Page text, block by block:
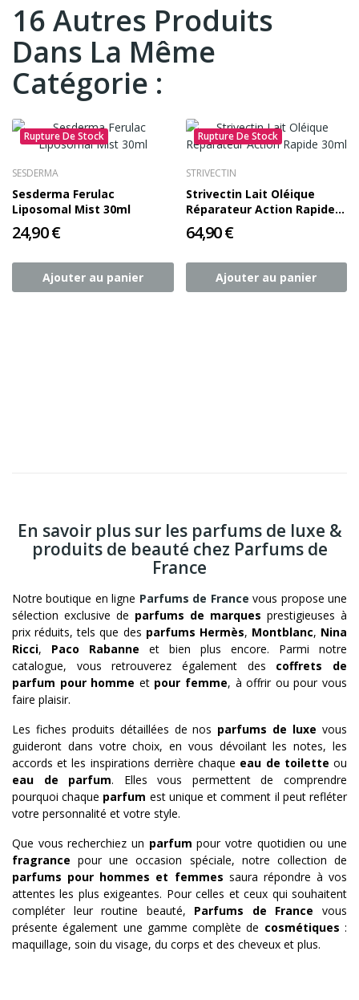
16 Autres Produits
Dans La Même
Catégorie :
Rupture De Stock
SESDERMA
Sesderma Ferulac
Liposomal Mist 30ml
24,90 €
Ajouter au panier
Rupture De Stock
STRIVECTIN
Strivectin Lait Oléique
Réparateur Action Rapide
30ml
64,90 €
Ajouter au panier
En savoir plus sur les parfums de luxe &
produits de beauté chez Parfums de
France
Notre boutique en ligne Parfums de France vous propose une
sélection exclusive de parfums de marques prestigieuses à
prix réduits, tels que des parfums Hermès, Montblanc, Nina
Ricci, Paco Rabanne et bien plus encore. Parmi notre
catalogue, vous retrouverez également des coffrets de
parfum pour homme et pour femme, à offrir ou pour vous
faire plaisir.
Les fiches produits détaillées de nos parfums de luxe vous
guideront dans votre choix, en vous dévoilant les notes, les
accords et les inspirations derrière chaque eau de toilette ou
eau de parfum. Elles vous permettent de comprendre
pourquoi chaque parfum est unique et comment il peut refléter
votre personnalité et votre style.
Que vous recherchiez un parfum pour votre quotidien ou une
fragrance pour une occasion spéciale, notre collection de
parfums pour hommes et femmes saura répondre à vos
attentes les plus exigeantes. Pour celles et ceux qui souhaitent
compléter leur routine beauté, Parfums de France vous
présente également une gamme complète de cosmétiques :
maquillage, soin du visage, du corps et des cheveux et plus.